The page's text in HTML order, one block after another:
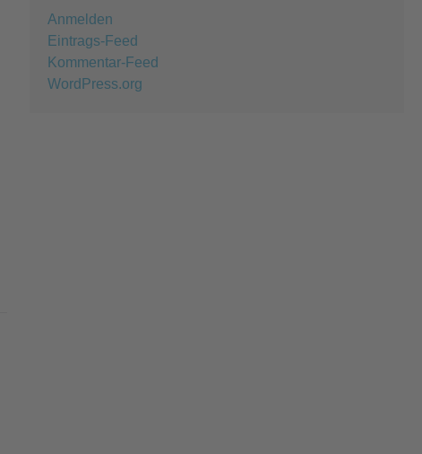
Anmelden
Eintrags-Feed
Kommentar-Feed
WordPress.org